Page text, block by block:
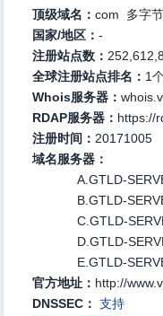
顶级域名： com 多字
国家/地区： -
注册站点数：
全球注册站点排名： 1
Whois服务器：
RDAP服务器： https://
注册时间： 20171005
域名服务器：
A.GTLD-
B.GTLD-
C.GTLD-
D.GTLD-
E.GTLD-
官方地址： http://
DNSSEC： 支持